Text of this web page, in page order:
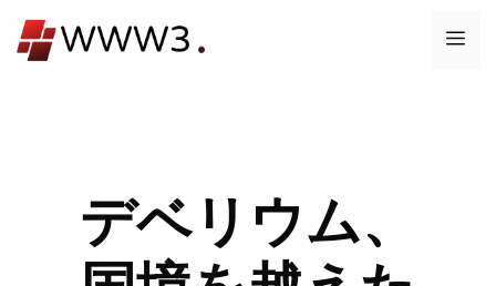
ン
メ
デベリウム、